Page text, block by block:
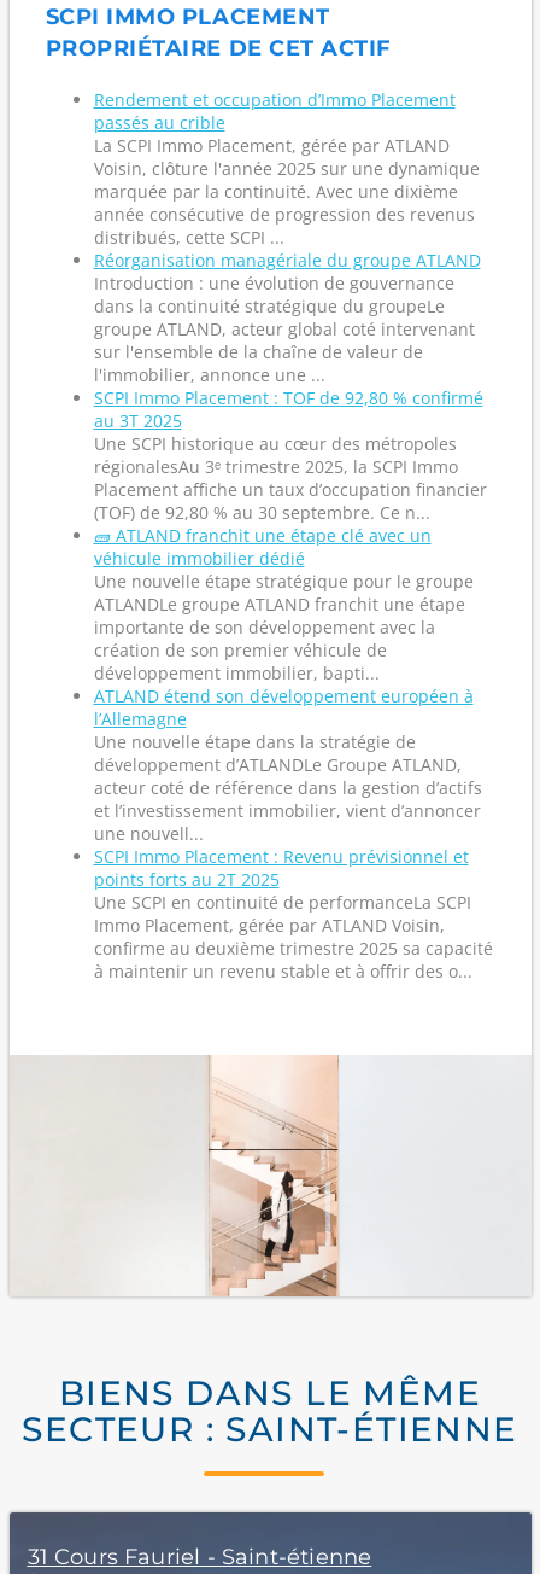
SCPI IMMO PLACEMENT
PROPRIÉTAIRE DE CET ACTIF
Rendement et occupation d’Immo Placement
passés au crible
La SCPI Immo Placement, gérée par ATLAND
Voisin, clôture l'année 2025 sur une dynamique
marquée par la continuité. Avec une dixième
année consécutive de progression des revenus
distribués, cette SCPI ...
Réorganisation managériale du groupe ATLAND
Introduction : une évolution de gouvernance
dans la continuité stratégique du groupeLe
groupe ATLAND, acteur global coté intervenant
sur l'ensemble de la chaîne de valeur de
l'immobilier, annonce une ...
SCPI Immo Placement : TOF de 92,80 % confirmé
au 3T 2025
Une SCPI historique au cœur des métropoles
régionalesAu 3ᵉ trimestre 2025, la SCPI Immo
Placement affiche un taux d’occupation financier
(TOF) de 92,80 % au 30 septembre. Ce n...
🧱 ATLAND franchit une étape clé avec un
véhicule immobilier dédié
Une nouvelle étape stratégique pour le groupe
ATLANDLe groupe ATLAND franchit une étape
importante de son développement avec la
création de son premier véhicule de
développement immobilier, bapti...
ATLAND étend son développement européen à
l’Allemagne
Une nouvelle étape dans la stratégie de
développement d’ATLANDLe Groupe ATLAND,
acteur coté de référence dans la gestion d’actifs
et l’investissement immobilier, vient d’annoncer
une nouvell...
SCPI Immo Placement : Revenu prévisionnel et
points forts au 2T 2025
Une SCPI en continuité de performanceLa SCPI
Immo Placement, gérée par ATLAND Voisin,
confirme au deuxième trimestre 2025 sa capacité
à maintenir un revenu stable et à offrir des o...
BIENS DANS LE MÊME
SECTEUR : SAINT-ÉTIENNE
31 Cours Fauriel - Saint-étienne